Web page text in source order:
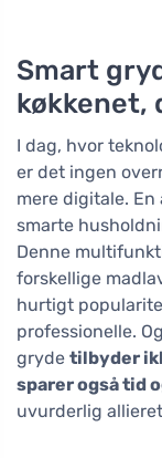
Smart
køkkenet,
I dag, hvor
er det ingen
mere digitale.
smarte
Denne
forskellige
hurtigt
professionelle.
gryde tilbyder
sparer også tid
uvurderlig